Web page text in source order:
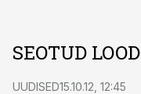
SEOTUD LOOD
UUDISED15.10.12, 12:45